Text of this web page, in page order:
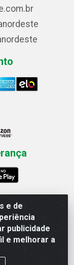
e de
publicidade
e melhorar a
Filho, 291 -
- CNPJ